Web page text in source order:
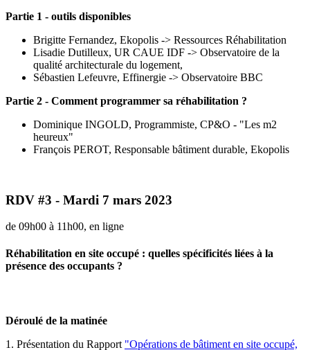
Partie 1 - outils disponibles
Brigitte Fernandez, Ekopolis -> Ressources Réhabilitation
Lisadie Dutilleux, UR CAUE IDF -> Observatoire de la
qualité architecturale du logement,
Sébastien Lefeuvre, Effinergie -> Observatoire BBC
Partie 2 - Comment programmer sa réhabilitation ?
Dominique INGOLD, Programmiste, CP&O - "Les m2
heureux"
François PEROT, Responsable bâtiment durable, Ekopolis
RDV #3 - Mardi 7 mars 2023
de 09h00 à 11h00, en ligne
Réhabilitation en site occupé : quelles spécificités liées à la
présence des occupants ?
Déroulé de la matinée
1. Présentation du Rapport "Opérations de bâtiment en site occupé,